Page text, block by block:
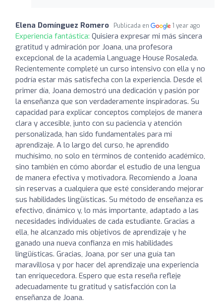
Elena Domínguez Romero Publicada en 1 year ago
Experiencia fantástica: Quisiera expresar mi más sincera
gratitud y admiración por Joana, una profesora
excepcional de la academia Language House Rosaleda.
Recientemente completé un curso intensivo con ella y no
podría estar más satisfecha con la experiencia. Desde el
primer día, Joana demostró una dedicación y pasión por
la enseñanza que son verdaderamente inspiradoras. Su
capacidad para explicar conceptos complejos de manera
clara y accesible, junto con su paciencia y atención
personalizada, han sido fundamentales para mi
aprendizaje. A lo largo del curso, he aprendido
muchísimo, no solo en términos de contenido académico,
sino también en cómo abordar el estudio de una lengua
de manera efectiva y motivadora. Recomiendo a Joana
sin reservas a cualquiera que esté considerando mejorar
sus habilidades lingüísticas. Su método de enseñanza es
efectivo, dinámico y, lo más importante, adaptado a las
necesidades individuales de cada estudiante. Gracias a
ella, he alcanzado mis objetivos de aprendizaje y he
ganado una nueva confianza en mis habilidades
lingüísticas. Gracias, Joana, por ser una guía tan
maravillosa y por hacer del aprendizaje una experiencia
tan enriquecedora. Espero que esta reseña refleje
adecuadamente tu gratitud y satisfacción con la
enseñanza de Joana.